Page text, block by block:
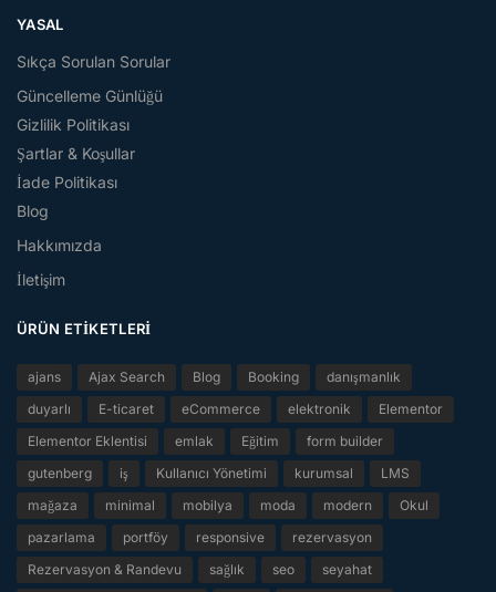
YASAL
Sıkça Sorulan Sorular
Güncelleme Günlüğü
Gizlilik Politikası
Şartlar & Koşullar
İade Politikası
Blog
Hakkımızda
İletişim
ÜRÜN ETIKETLERI
ajans Ajax Search Blog Booking
danışmanlık
duyarlı
E-ticaret eCommerce elektronik
Elementor
Elementor Eklentisi
emlak Eğitim
form builder
gutenberg
iş Kullanıcı Yönetimi kurumsal
LMS
mağaza
minimal mobilya moda modern
Okul
pazarlama
portföy responsive
rezervasyon
Rezervasyon & Randevu
sağlık seo
seyahat